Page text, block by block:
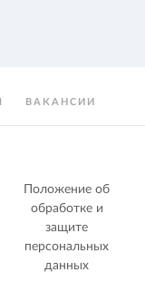
ВАКАНСИИ
Положение об
обработке и
защите
персональных
данных